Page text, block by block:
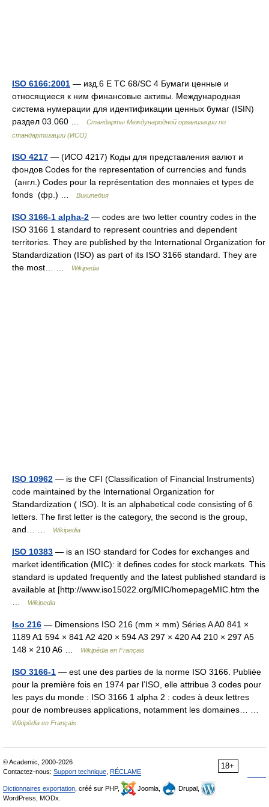
ISO 6166:2001 — изд.6 E TC 68/SC 4 Бумаги ценные и
относящиеся к ним финансовые активы. Международная
система нумерации для идентификации ценных бумаг (ISIN)
раздел 03.060 …
Стандарты Международной организации по
стандартизации (ИСО)
ISO 4217 — (ИСО 4217) Коды для представления валют и
фондов Codes for the representation of currencies and funds
(англ.) Codes pour la représentation des monnaies et types de
fonds (фр.) …
Википедия
ISO 3166-1 alpha-2 — codes are two letter country codes in the
ISO 3166 1 standard to represent countries and dependent
territories. They are published by the International Organization for
Standardization (ISO) as part of its ISO 3166 standard. They are
the most… …
Wikipedia
ISO 10962 — is the CFI (Classification of Financial Instruments)
code maintained by the International Organization for
Standardization ( ISO). It is an alphabetical code consisting of 6
letters. The first letter is the category, the second is the group,
and… …
Wikipedia
ISO 10383 — is an ISO standard for Codes for exchanges and
market identification (MIC): it defines codes for stock markets. This
standard is updated frequently and the latest published standard is
available at [http://www.iso15022.org/MIC/homepageMIC.htm the
Wikipedia
Iso 216 — Dimensions ISO 216 (mm × mm) Séries A A0 841 ×
1189 A1 594 × 841 A2 420 × 594 A3 297 × 420 A4 210 × 297 A5
148 × 210 A6 …
Wikipédia en Français
ISO 3166-1 — est une des parties de la norme ISO 3166. Publiée
pour la première fois en 1974 par l’ISO, elle attribue 3 codes pour
les pays du monde : ISO 3166 1 alpha 2 : codes à deux lettres
pour de nombreuses applications, notamment les domaines… …
Wikipédia en Français
18+
© Academic, 2000-2026
Contactez-nous: Support technique RÉCLAME
Dictionnaires exportation , créé sur PHP, Joomla,
Drupal,
WordPress, MODx.